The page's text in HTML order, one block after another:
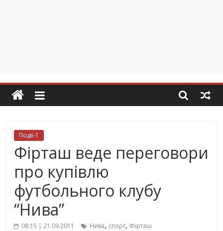
Події-1
Фірташ веде переговори
про купівлю
футбольного клубу
“Нива”
08:15 | 21.09.2011 Нива, спорт, Фірташ